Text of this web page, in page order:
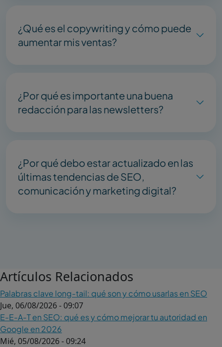
¿Qué es el copywriting y cómo puede
aumentar mis ventas?
¿Por qué es importante una buena
redacción para las newsletters?
¿Por qué debo estar actualizado en las
últimas tendencias de SEO,
comunicación y marketing digital?
Artículos Relacionados
Palabras clave long-tail: qué son y cómo usarlas en SEO
Jue, 06/08/2026 - 09:07
E-E-A-T en SEO: qué es y cómo mejorar tu autoridad en
Google en 2026
Mié, 05/08/2026 - 09:24